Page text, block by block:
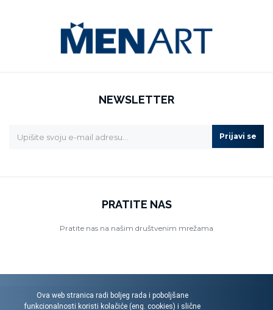
NEWSLETTER
Prijavi se
PRATITE NAS
Pratite nas na našim društvenim mrežama
Ova web stranica radi boljeg rada i poboljšane
funkcionalnosti koristi kolačiće (eng. cookies) i slične